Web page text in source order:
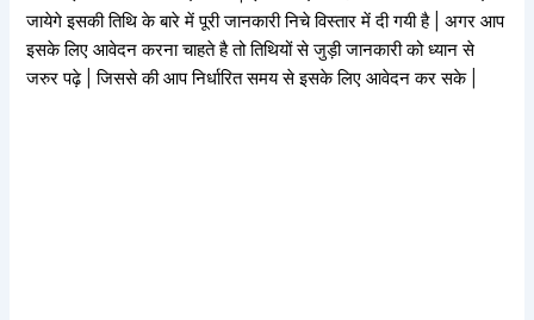
जायेगे इसकी तिथि के बारे में पूरी जानकारी निचे विस्तार में दी गयी है | अगर आप
इसके लिए आवेदन करना चाहते है तो तिथियों से जुड़ी जानकारी को ध्यान से
जरुर पढ़े | जिससे की आप निर्धारित समय से इसके लिए आवेदन कर सके |